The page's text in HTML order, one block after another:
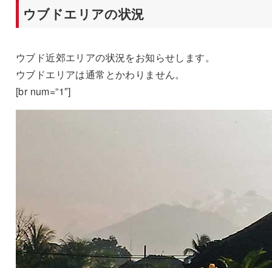
ウブドエリアの状況
ウブド近郊エリアの状況をお知らせします。
ウブドエリアは通常とかわりません。
[br num=”1″]